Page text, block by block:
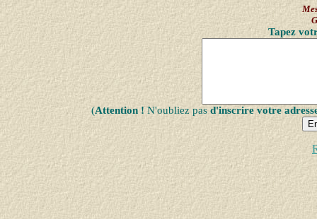
Tapez
(Attention !N'oubliez pas d'inscrire votre